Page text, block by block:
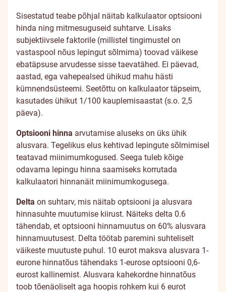
Sisestatud teabe põhjal näitab kalkulaator optsiooni
hinda ning mitmesuguseid suhtarve. Lisaks
subjektiivsele faktorile (millistel tingimustel on
vastaspool nõus lepingut sõlmima) toovad väikese
ebatäpsuse arvudesse sisse taevatähed. Ei päevad,
aastad, ega vahepealsed ühikud mahu hästi
kümnendsüsteemi. Seetõttu on kalkulaator täpseim,
kasutades ühikut 1/100 kauplemisaastat (s.o. 2,5
päeva).
Optsiooni hinna arvutamise aluseks on üks ühik
alusvara. Tegelikus elus kehtivad lepingute sõlmimisel
teatavad miinimumkogused. Seega tuleb kõige
odavama lepingu hinna saamiseks korrutada
kalkulaatori hinnanäit miinimumkogusega.
Delta on suhtarv, mis näitab optsiooni ja alusvara
hinnasuhte muutumise kiirust. Näiteks delta 0.6
tähendab, et optsiooni hinnamuutus on 60% alusvara
hinnamuutusest. Delta töötab paremini suhteliselt
väikeste muutuste puhul. 10 eurot maksva alusvara 1-
eurone hinnatõus tähendaks 1-eurose optsiooni 0,6-
eurost kallinemist. Alusvara kahekordne hinnatõus
toob tõenäoliselt aga hoopis rohkem kui 6 eurot